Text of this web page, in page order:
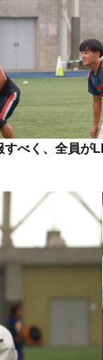
べく、全員